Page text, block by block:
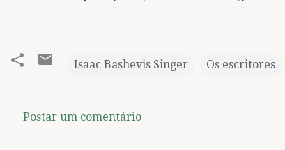
Isaac Bashevis Singer Os escritores
Postar um comentário